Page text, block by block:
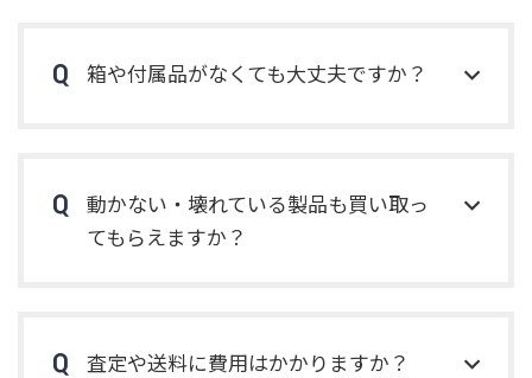
箱や付属品がなくても大丈夫ですか？
動かない・壊れている製品も買い取っ
てもらえますか？
査定や送料に費用はかかりますか？